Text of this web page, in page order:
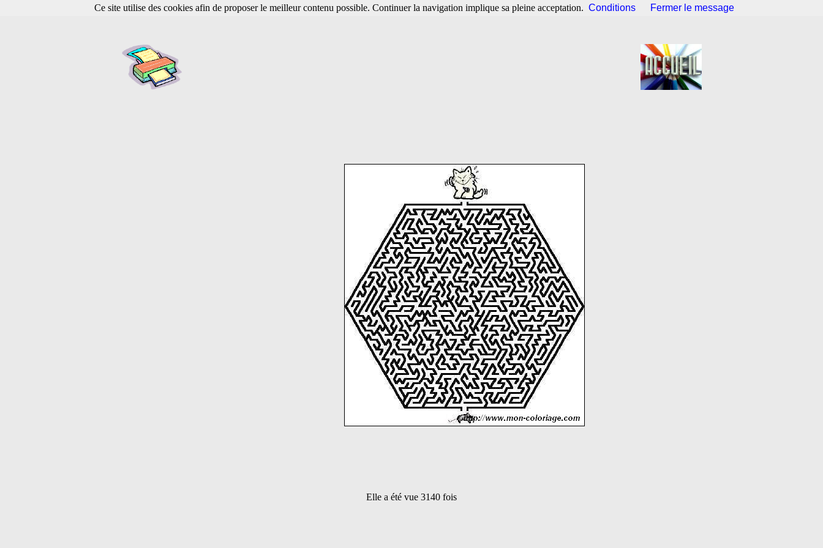
Elle a été vue 3140 fois
Ce site utilise des cookies afin de proposer le meilleur contenu possible. Continuer la navigation implique sa pleine acceptation. Conditions Fermer le message